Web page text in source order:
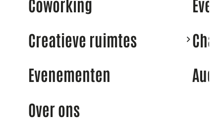
Coworking
Creatieve ruimtes
Evenementen
Over ons
Zeker jouw werkplek
vandaag nog!